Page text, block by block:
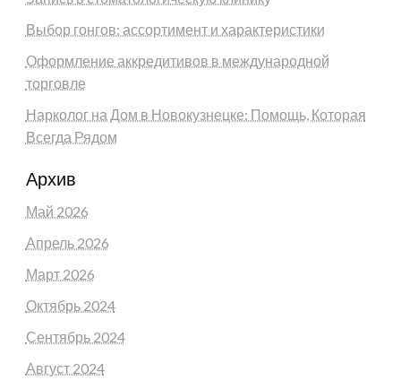
Выбор гонгов: ассортимент и характеристики
Оформление аккредитивов в международной
торговле
Нарколог на Дом в Новокузнецке: Помощь, Которая
Всегда Рядом
Архив
Май 2026
Апрель 2026
Март 2026
Октябрь 2024
Сентябрь 2024
Август 2024